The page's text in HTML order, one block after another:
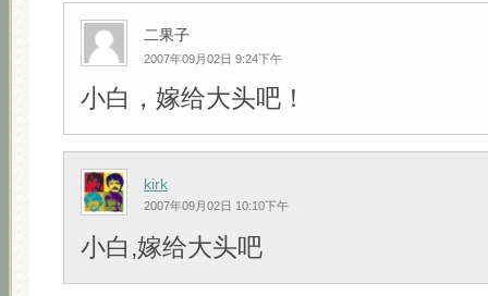
二果子
2007年09月02日 9:24下午
小白，嫁给大头吧！
kirk
2007年09月02日 10:10下午
小白,嫁给大头吧